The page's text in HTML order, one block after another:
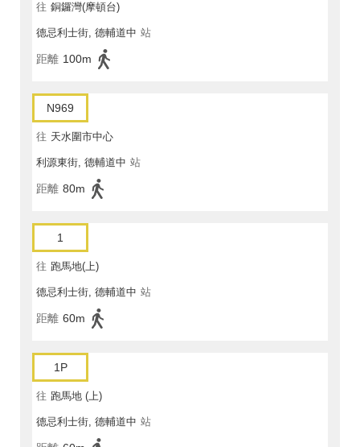
往 銅鑼灣(摩頓台)
德忌利士街, 德輔道中 站
距離 100m
N969
往 天水圍市中心
利源東街, 德輔道中 站
距離 80m
1
往 跑馬地(上)
德忌利士街, 德輔道中 站
距離 60m
1P
往 跑馬地 (上)
德忌利士街, 德輔道中 站